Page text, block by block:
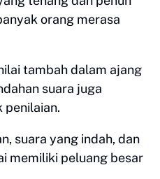
orang merasa
tambah dalam ajang
suara juga
penilaian.
suara yang indah, dan
memiliki peluang besar